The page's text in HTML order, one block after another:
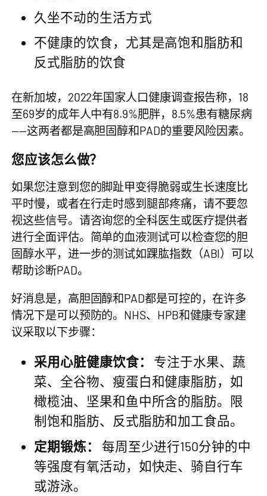
久坐不动的生活方式
不健康的饮食，尤其是高饱和脂肪和
反式脂肪的饮食
在新加坡，2022年国家人口健康调查报告称，18
至69岁的成年人中有8.9%肥胖，8.5%患有糖尿病
——这两者都是高胆固醇和PAD的重要风险因素。
您应该怎么做？
如果您注意到您的脚趾甲变得脆弱或生长速度比
平时慢，或者在行走时感到腿部疼痛，请不要忽
视这些信号。请咨询您的全科医生或医疗提供者
进行全面评估。简单的血液测试可以检查您的胆
固醇水平，进一步的测试如踝肱指数（ABI）可以
帮助诊断PAD。
好消息是，高胆固醇和PAD都是可控的，在许多
情况下是可以预防的。NHS、HPB和健康专家建
议采取以下步骤：
采用心脏健康饮食：
专注于水果、蔬
菜、全谷物、瘦蛋白和健康脂肪，如
橄榄油、坚果和鱼中所含的脂肪。限
制饱和脂肪、反式脂肪和加工食品。
定期锻炼：
每周至少进行150分钟的中
等强度有氧活动，如快走、骑自行车
或游泳。